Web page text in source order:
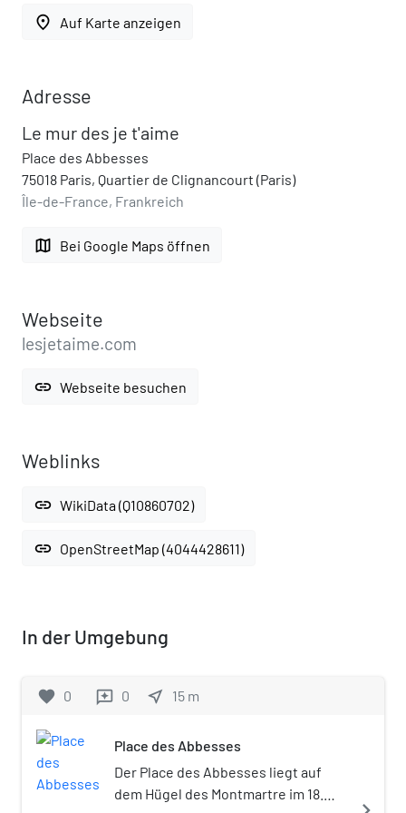
place Auf Karte anzeigen
Adresse
Le mur des je t'aime
Place des Abbesses
75018 Paris, Quartier de Clignancourt (Paris)
Île-de-France, Frankreich
map Bei Google Maps öffnen
Webseite
lesjetaime.com
link Webseite besuchen
Weblinks
link WikiData (Q10860702)
link OpenStreetMap (4044428611)
In der Umgebung
favorite 0 reviews 0 near_me 15 m
Place des Abbesses
Der Place des Abbesses liegt auf
dem Hügel des Montmartre im 18.